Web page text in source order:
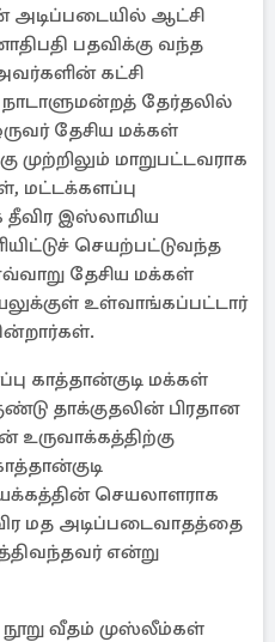
ஆட்சி
பதவிக்கு வந்த
கட்சி
தேர்தலில்
தேசிய மக்கள்
மாறுபட்டவராக
மட்டக்களப்பு
தீவிர இஸ்லாமிய
செயற்பட்டுவந்த
தேசிய மக்கள்
உள்வாங்கப்பட்டார்
காத்தான்குடி மக்கள்
தாக்குதலின் பிரதான
உருவாக்கத்திற்கு
செயலாளராக
மத அடிப்படைவாதத்தை
என்று
நூறு வீதம் முஸ்லீம்கள்